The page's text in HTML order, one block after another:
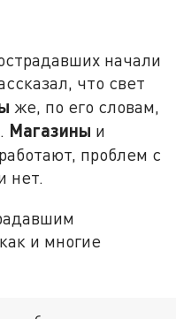
начали
что свет
же, по его словам,
Магазины и
проблем с
нет.
и многие